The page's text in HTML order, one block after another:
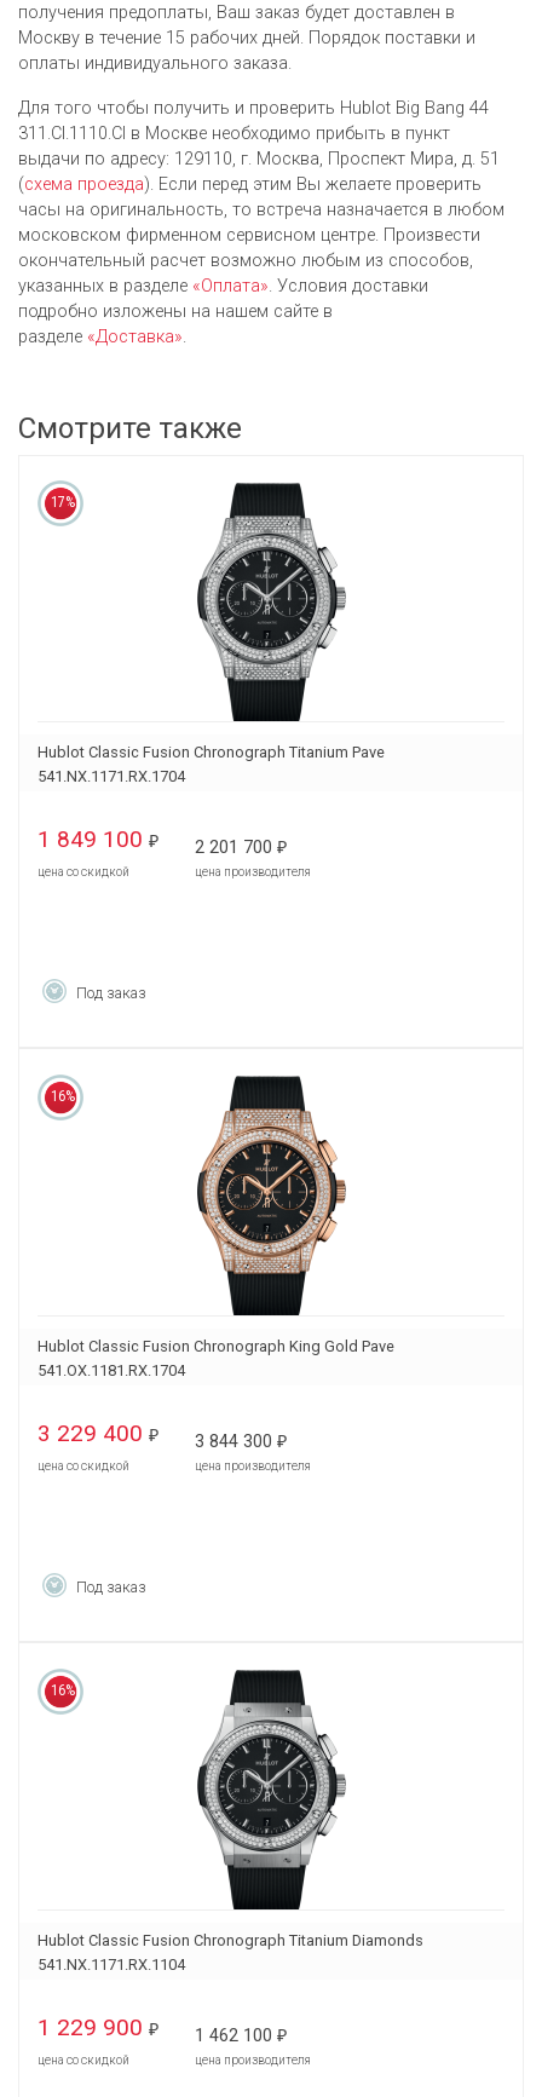
получения предоплаты, Ваш заказ будет доставлен в
Москву в течение 15 рабочих дней. Порядок поставки и
оплаты индивидуального заказа.
Для того чтобы получить и проверить Hublot Big Bang 44
311.CI.1110.CI в Москве необходимо прибыть в пункт
выдачи по адресу: 129110, г. Москва, Проспект Мира, д. 51
(схема проезда). Если перед этим Вы желаете проверить
часы на оригинальность, то встреча назначается в любом
московском фирменном сервисном центре. Произвести
окончательный расчет возможно любым из cпособов,
указанных в разделе «Оплата». Условия доставки
подробно изложены на нашем сайте в
разделе «Доставка».
Смотрите также
17%
Hublot Classic Fusion Chronograph Titanium Pave
541.NX.1171.RX.1704
1 849 100 ₽
цена со скидкой
2 201 700 ₽
цена производителя
Под заказ
16%
Hublot Classic Fusion Chronograph King Gold Pave
541.OX.1181.RX.1704
3 229 400 ₽
цена со скидкой
3 844 300 ₽
цена производителя
Под заказ
16%
Hublot Classic Fusion Chronograph Titanium Diamonds
541.NX.1171.RX.1104
1 229 900 ₽
цена со скидкой
1 462 100 ₽
цена производителя